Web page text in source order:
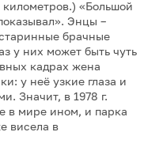
«Большой
Энцы –
брачные
у них может быть чуть
кадрах жена
у неё узкие глаза и
Значит, в 1978 г.
в мире ином, и парка
висела в